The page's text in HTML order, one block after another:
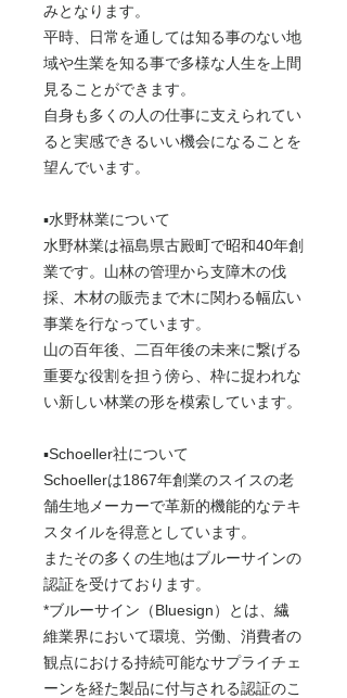
みとなります。
平時、日常を通しては知る事のない地
域や生業を知る事で多様な人生を上間
見ることができます。
自身も多くの人の仕事に支えられてい
ると実感できるいい機会になることを
望んでいます。
▪️水野林業について
水野林業は福島県古殿町で昭和40年創
業です。山林の管理から支障木の伐
採、木材の販売まで木に関わる幅広い
事業を行なっています。
山の百年後、二百年後の未来に繋げる
重要な役割を担う傍ら、枠に捉われな
い新しい林業の形を模索しています。
▪️Schoeller社について
Schoellerは1867年創業のスイスの老
舗生地メーカーで革新的機能的なテキ
スタイルを得意としています。
またその多くの生地はブルーサインの
認証を受けております。
*ブルーサイン（Bluesign）とは、繊
維業界において環境、労働、消費者の
観点における持続可能なサプライチェ
ーンを経た製品に付与される認証のこ